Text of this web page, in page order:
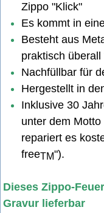
Zippo "Klick"
Es kommt in
Besteht aus
praktisch
Nachfüllbar für
Hergestellt in
Inklusive 30
unter dem
repariert es
freeTM").
Dieses Zippo-
Gravur lieferbar